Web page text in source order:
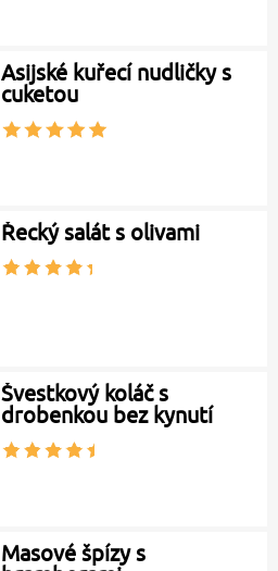
Asijské kuřecí nudličky s
cuketou
Řecký salát s olivami
Švestkový koláč s
drobenkou bez kynutí
Masové špízy s